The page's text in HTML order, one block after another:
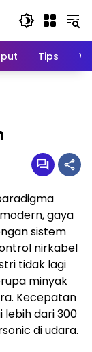
Tips
gaya
sistem
nirkabel
tidak lagi
minyak
Kecepatan
dari 300
di udara.